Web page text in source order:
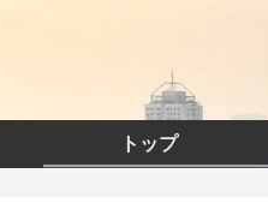
トップ